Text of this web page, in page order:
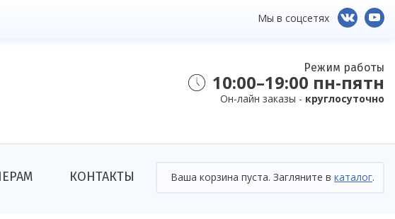
Мы в соцсетях
Режим работы
10:00–19:00 пн-пятн
Он-лайн заказы - круглосуточно
КОНТАКТЫ Ваша корзина пуста. Загляните в каталог.